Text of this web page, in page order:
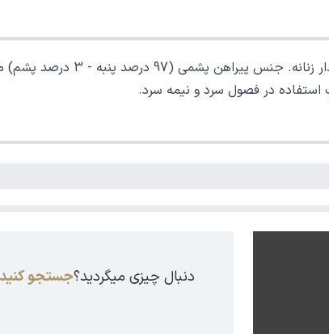
در فصول سرد و نیمه سرد.
دنبال چیزی میگردید؟جستجو کنید